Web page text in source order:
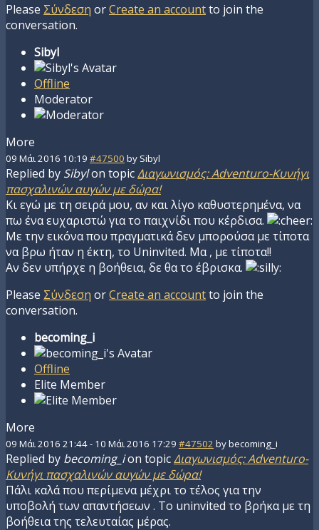
Please Σύνδεση orCreate an accountto join the
conversation.
Sibyl
Offline
Moderator
More
09 Μάι 2016 10:19 #47500 by Sibyl
Replied by Sibylon topicΔιαγωνισμός: Adventuro-Κυνήγι
πασχαλινών αυγών με δώρα!
Κι εγώ με τη σειρά μου, αν και λίγο καθυστερημένα, να
πω ένα ευχαριστώ για το παιχνίδι που κέρδισα.
Με την εικόνα που πραγματικά δεν μπορούσα με τίποτα
να βρω ήταν η έκτη, το Uninvited. Μα , με τίποτα!!
Αν δεν υπήρχε η βοήθεια, δε θα το έβρισκα.
Please Σύνδεση orCreate an accountto join the
conversation.
becoming_i
Offline
Elite Member
More
09 Μάι 2016 21:44- 10 Μάι 2016 17:29 #47502 bybecoming_i
Replied by becoming_ion topicΔιαγωνισμός: Adventuro-
Κυνήγι πασχαλινών αυγών με δώρα!
Πάλι καλά που περίμενα μέχρι το τέλος για την
υποβολή των απαντήσεων . Το uninvited το βρήκα με τη
βοήθεια της τελευταίας μέρας.